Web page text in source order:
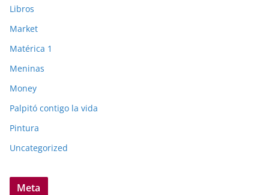
Libros
Market
Matérica 1
Meninas
Money
Palpitó contigo la vida
Pintura
Uncategorized
Meta